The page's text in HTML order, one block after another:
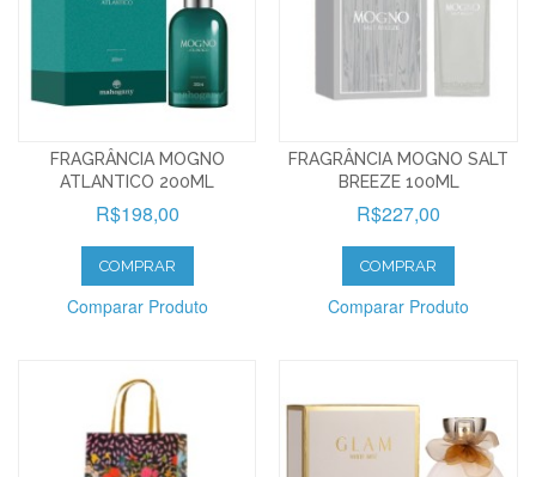
FRAGRÂNCIA MOGNO
ATLANTICO 200ML
R$198,00
COMPRAR
Comparar Produto
FRAGRÂNCIA MOGNO SALT
BREEZE 100ML
R$227,00
COMPRAR
Comparar Produto